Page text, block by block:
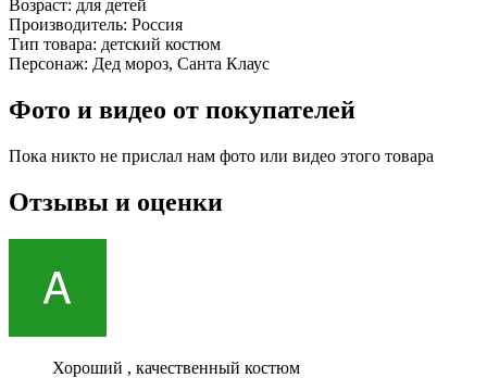
Возраст: для детей
Производитель: Россия
Тип товара: детский костюм
Персонаж: Дед мороз, Санта Клаус
Фото и видео от покупателей
Пока никто не прислал нам фото или видео этого товара
Отзывы и оценки
Хороший , качественный костюм